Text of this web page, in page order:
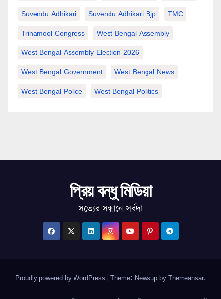
Suvendu Adhikari
Suvendu Adhikari Bjp
TMC
Trinamool Congress
West Bengal Assembly
West Bengal Assembly Election 2026
West Bengal Government
West Bengal News
West Bengal Police
West Bengal Politics
প্রিয় বন্ধু মিডিয়া
সত্যের সন্ধানে সর্বদা
Proudly powered by WordPress Theme: Newsup by Themeansar.